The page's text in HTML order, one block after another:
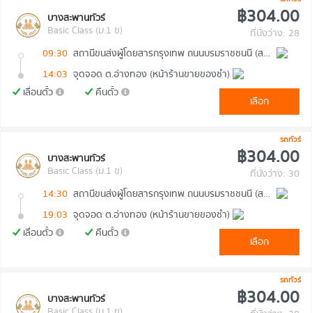
บางสะพานทัวร์
Basic Class (ม.1 ข)
฿304.00
ที่นั่งว่าง: 28
09:30
สถานีขนส่งผู้โดยสารกรุงเทพ ถนนบรมราชชนนี (สายใต้ใหม่)
14:03 จุดจอด ต.อ่างทอง (หน้าร้านขายของชำ)
เลื่อนตั๋ว
คืนตั๋ว
เลือก
รถทัวร์
บางสะพานทัวร์
Basic Class (ม.1 ข)
฿304.00
ที่นั่งว่าง: 30
14:30
สถานีขนส่งผู้โดยสารกรุงเทพ ถนนบรมราชชนนี (สายใต้ใหม่)
19:03 จุดจอด ต.อ่างทอง (หน้าร้านขายของชำ)
เลื่อนตั๋ว
คืนตั๋ว
เลือก
รถทัวร์
บางสะพานทัวร์
฿304.00